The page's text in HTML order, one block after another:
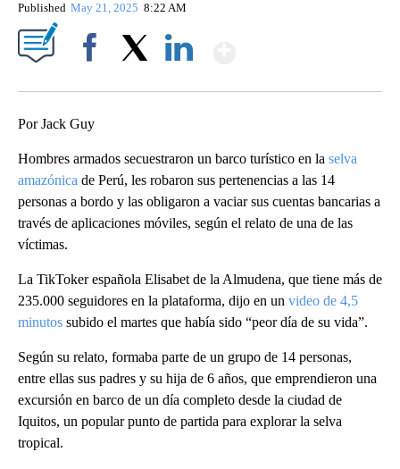
Published May 21, 2025 8:22 AM
Por Jack Guy
Hombres armados secuestraron un barco turístico en la selva
amazónica de Perú, les robaron sus pertenencias a las 14
personas a bordo y las obligaron a vaciar sus cuentas bancarias a
través de aplicaciones móviles, según el relato de una de las
víctimas.
La TikToker española Elisabet de la Almudena, que tiene más de
235.000 seguidores en la plataforma, dijo en un video de 4,5
minutos subido el martes que había sido “peor día de su vida”.
Según su relato, formaba parte de un grupo de 14 personas,
entre ellas sus padres y su hija de 6 años, que emprendieron una
excursión en barco de un día completo desde la ciudad de
Iquitos, un popular punto de partida para explorar la selva
tropical.